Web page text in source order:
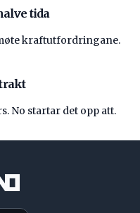
tida
kraftutfordringane.
No startar det opp att.